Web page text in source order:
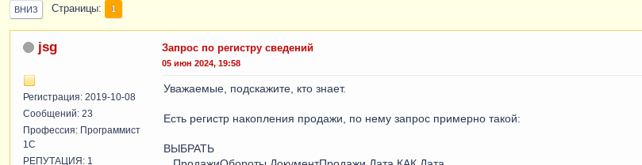
ВНИЗ Страницы 1
jsg
Регистрация: 2019-10-08
Сообщений: 23
Профессия: Программист
1С
РЕПУТАЦИЯ: 1
Запрос по регистру сведений
05 июн 2024, 19:58
Уважаемые, подскажите, кто знает.
Есть регистр накопления продажи, по нему запрос примерно такой:
ВЫБРАТЬ